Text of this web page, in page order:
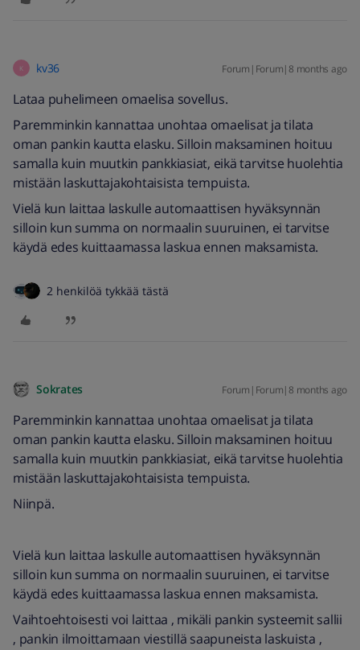
K kv36 Forum|Forum|8 months ago
Lataa puhelimeen omaelisa sovellus.
Paremminkin kannattaa unohtaa omaelisat ja tilata
oman pankin kautta elasku. Silloin maksaminen hoituu
samalla kuin muutkin pankkiasiat, eikä tarvitse huolehtia
mistään laskuttajakohtaisista tempuista.
Vielä kun laittaa laskulle automaattisen hyväksynnän
silloin kun summa on normaalin suuruinen, ei tarvitse
käydä edes kuittaamassa laskua ennen maksamista.
2 henkilöä tykkää tästä
Sokrates Forum|Forum|8 months ago
Paremminkin kannattaa unohtaa omaelisat ja tilata
oman pankin kautta elasku. Silloin maksaminen hoituu
samalla kuin muutkin pankkiasiat, eikä tarvitse huolehtia
mistään laskuttajakohtaisista tempuista.
Niinpä.
Vielä kun laittaa laskulle automaattisen hyväksynnän
silloin kun summa on normaalin suuruinen, ei tarvitse
käydä edes kuittaamassa laskua ennen maksamista.
Vaihtoehtoisesti voi laittaa , mikäli pankin systeemit sallii
, pankin ilmoittamaan viestillä saapuneista laskuista ,